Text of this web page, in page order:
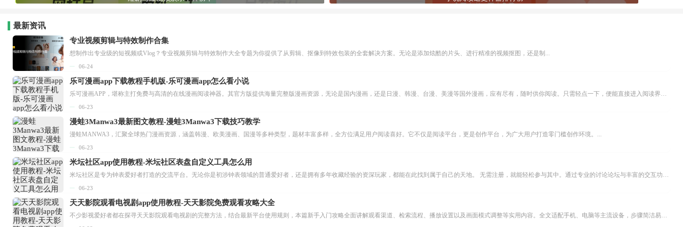
最新资讯
专业视频剪辑与特效制作合集
想制作出专业级的短视频或Vlog？专业视频剪辑与特效制作大全专题为你提供了从剪辑、抠像到特效包装的全套解决方案。无论是添加炫酷的片头、进行精准的视频抠图，还是制...
06-24
乐可漫画app下载教程手机版-乐可漫画app怎么看小说
乐可漫画APP，堪称主打免费与高清的在线漫画阅读神器。其官方版提供海量完整版漫画资源，无论是国内漫画，还是日漫、韩漫、台漫、美漫等国外漫画，应有尽有，随时供你阅读。只需轻点一下，便能直接进入阅读界面。不仅如此，乐可漫画最新版本更新速度极快，在这里，你总能抢先看到全网一手漫画章节内容！...
06-23
漫蛙3Manwa3最新图文教程-漫蛙3Manwa3下载技巧教学
漫蛙MANWA3，汇聚全球热门漫画资源，涵盖韩漫、欧美漫画、国漫等多种类型，题材丰富多样，全方位满足用户阅读喜好。它不仅是阅读平台，更是创作平台，为广大用户打造零门槛创作环境。...
06-23
米坛社区app使用教程-米坛社区表盘自定义工具怎么用
米坛社区是专为钟表爱好者打造的交流平台。无论你是初涉钟表领域的普通爱好者，还是拥有多年收藏经验的资深玩家，都能在此找到属于自己的天地。 无需注册，就能轻松参与其中。通过专业的讨论论坛与丰富的交互功能，你可与世界各地的钟表爱好者畅快交流。若你钟情于钟表，米坛社区无疑是值得一试的理想之选。在这里，你能获取最新的手表资讯，交流见解，提升鉴赏品味，让每一块手表都成为收藏故事中重要的一部分。感兴趣的朋友，不要错过下载机会。...
06-23
天天影院观看电视剧app使用教程-天天影院免费观看攻略大全
不少影视爱好者都在探寻天天影院观看电视剧的完整方法，结合最新平台使用规则，本篇新手入门攻略全面讲解观看渠道、检索流程、播放设置以及画面模式调整等实用内容。全文适配手机、电脑等主流设备，步骤简洁易懂，无论是初次使用的新手，还是想要优化观影体验的用户，都能参照内容快速上手，熟练掌握平台各项操作技巧，轻松畅享影视内容。...